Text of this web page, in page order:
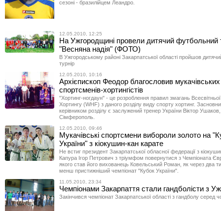
сезоні - бразилійцем Леандро.
12.05.2010, 12:25
На Ужгородщині провели дитячий футбольний
"Весняна надія" (ФОТО)
В Ужгородському районі Закарпатської області пройшов
турнір
12.05.2010, 10:16
Архієпископ Феодор благословив мукачівських
спортсменів-хортингістів
"Хортинг-ногдаун" - це розроблення правил змагань Всесвітньої
Хортингу (WHF) з даного розділу виду спорту хортинг.
керівником розділу є заслужений тренер України Віктор
Сімферополь.
12.05.2010, 09:46
Мукачівські спортсмени вибороли золото на
України" з кіокушин-кан карате
Не встиг президент Закарпатської обласної федерації з
Капура Ігор Петрович з тріумфом повернутися з Чемпіоната
якого став його вихованець Ковельський Роман, як через два
менш пристижніший чемпіонат "Кубок України".
11.05.2010, 23:34
Чемпіонами Закарпаття стали гандболісти з
Закінчився чемпіонат Закарпатської області з гандболу серед